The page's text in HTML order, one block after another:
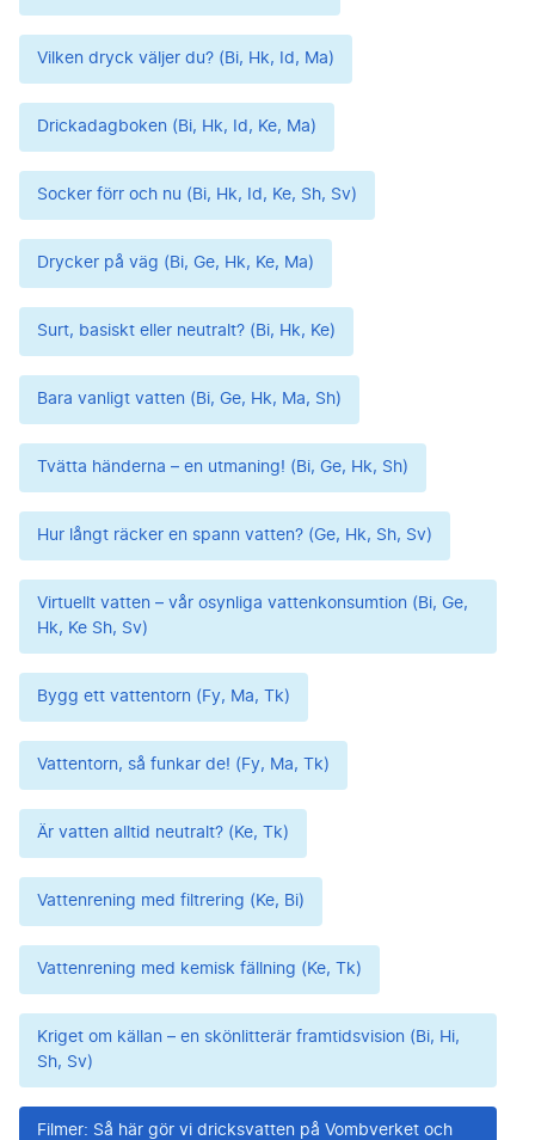
Vilken dryck väljer du? (Bi, Hk, Id, Ma)
Drickadagboken (Bi, Hk, Id, Ke, Ma)
Socker förr och nu (Bi, Hk, Id, Ke, Sh, Sv)
Drycker på väg (Bi, Ge, Hk, Ke, Ma)
Surt, basiskt eller neutralt? (Bi, Hk, Ke)
Bara vanligt vatten (Bi, Ge, Hk, Ma, Sh)
Tvätta händerna – en utmaning! (Bi, Ge, Hk, Sh)
Hur långt räcker en spann vatten? (Ge, Hk, Sh, Sv)
Virtuellt vatten – vår osynliga vattenkonsumtion (Bi, Ge,
Hk, Ke Sh, Sv)
Bygg ett vattentorn (Fy, Ma, Tk)
Vattentorn, så funkar de! (Fy, Ma, Tk)
Är vatten alltid neutralt? (Ke, Tk)
Vattenrening med filtrering (Ke, Bi)
Vattenrening med kemisk fällning (Ke, Tk)
Kriget om källan – en skönlitterär framtidsvision (Bi, Hi,
Sh, Sv)
Filmer: Så här gör vi dricksvatten på Vombverket och